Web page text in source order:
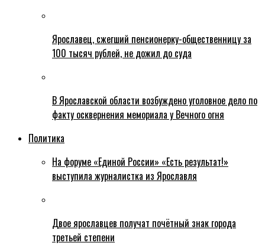
Ярославец, сжегший пенсионерку-общественницу за
100 тысяч рублей, не дожил до суда
В Ярославской области возбуждено уголовное дело по
факту осквернения мемориала у Вечного огня
Политика
На форуме «Единой России» «Есть результат!»
выступила журналистка из Ярославля
Двое ярославцев получат почётный знак города
третьей степени